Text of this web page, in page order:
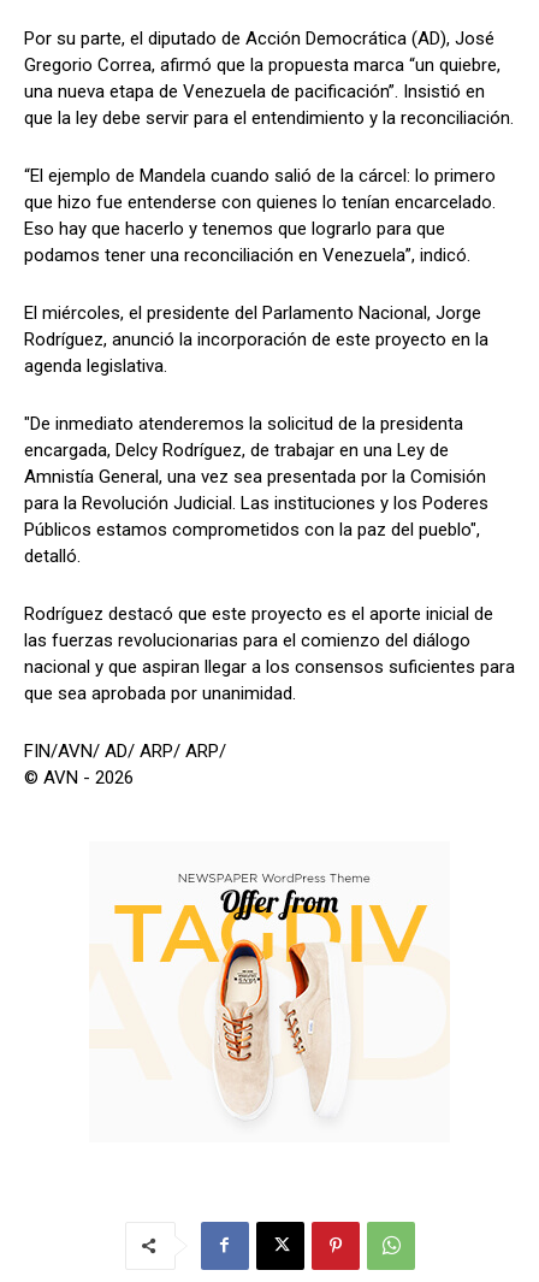
Por su parte, el diputado de Acción Democrática (AD), José
Gregorio Correa, afirmó que la propuesta marca “un quiebre,
una nueva etapa de Venezuela de pacificación”. Insistió en
que la ley debe servir para el entendimiento y la reconciliación.
“El ejemplo de Mandela cuando salió de la cárcel: lo primero
que hizo fue entenderse con quienes lo tenían encarcelado.
Eso hay que hacerlo y tenemos que lograrlo para que
podamos tener una reconciliación en Venezuela”, indicó.
El miércoles, el presidente del Parlamento Nacional, Jorge
Rodríguez, anunció la incorporación de este proyecto en la
agenda legislativa.
"De inmediato atenderemos la solicitud de la presidenta
encargada, Delcy Rodríguez, de trabajar en una Ley de
Amnistía General, una vez sea presentada por la Comisión
para la Revolución Judicial. Las instituciones y los Poderes
Públicos estamos comprometidos con la paz del pueblo",
detalló.
Rodríguez destacó que este proyecto es el aporte inicial de
las fuerzas revolucionarias para el comienzo del diálogo
nacional y que aspiran llegar a los consensos suficientes para
que sea aprobada por unanimidad.
FIN/AVN/ AD/ ARP/ ARP/
© AVN - 2026